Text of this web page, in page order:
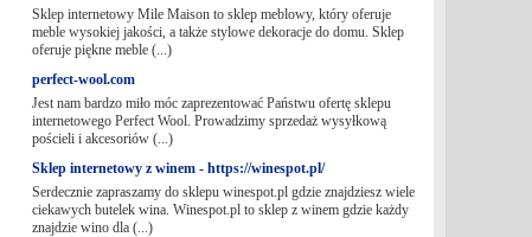
Sklep internetowy Mile Maison to sklep meblowy, który oferuje
meble wysokiej jakości, a także stylowe dekoracje do domu. Sklep
oferuje piękne meble (...)
perfect-wool.com
Jest nam bardzo miło móc zaprezentować Państwu ofertę sklepu
internetowego Perfect Wool. Prowadzimy sprzedaż wysyłkową
pościeli i akcesoriów (...)
Sklep internetowy z winem - https://winespot.pl/
Serdecznie zapraszamy do sklepu winespot.pl gdzie znajdziesz wiele
ciekawych butelek wina. Winespot.pl to sklep z winem gdzie każdy
znajdzie wino dla (...)